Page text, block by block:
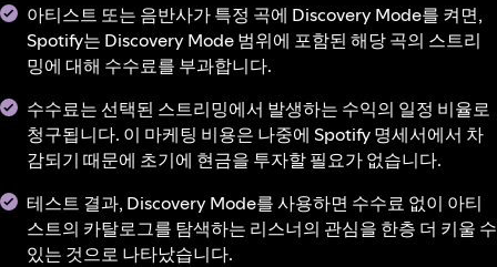
아티스트 또는 음반사가 특정 곡에 Discovery Mode를 켜면,
Spotify는 Discovery Mode 범위에 포함된 해당 곡의 스트리
밍에 대해 수수료를 부과합니다.
수수료는 선택된 스트리밍에서 발생하는 수익의 일정 비율로
청구됩니다. 이 마케팅 비용은 나중에 Spotify 명세서에서 차
감되기 때문에 초기에 현금을 투자할 필요가 없습니다.
테스트 결과, Discovery Mode를 사용하면 수수료 없이 아티
스트의 카탈로그를 탐색하는 리스너의 관심을 한층 더 키울 수
있는 것으로 나타났습니다.